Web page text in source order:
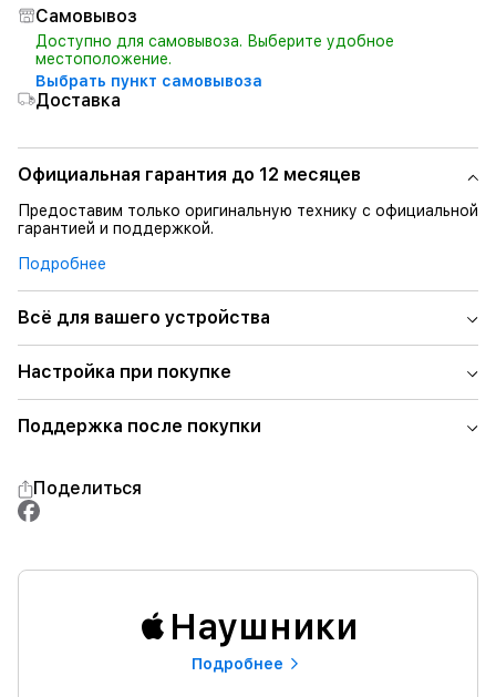
Самовывоз
Доступно для самовывоза. Выберите удобное
местоположение.
Выбрать пункт самовывоза
Доставка
Официальная гарантия до 12 месяцев
Предоставим только оригинальную технику с официальной
гарантией и поддержкой.
Подробнее
Всё для вашего устройства
Настройка при покупке
Поддержка после покупки
Поделиться
Наушники
Подробнее